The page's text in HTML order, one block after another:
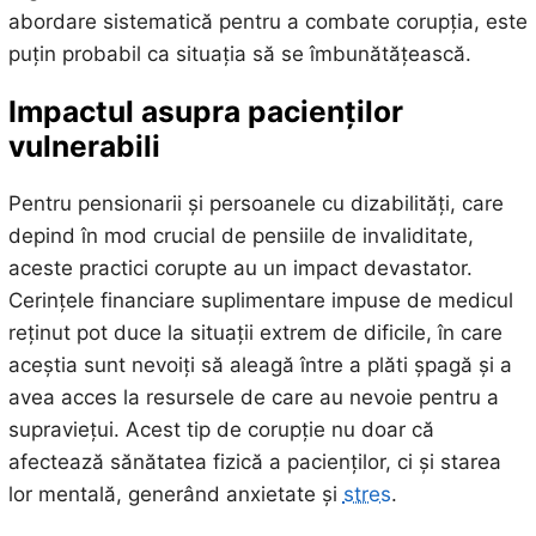
abordare sistematică pentru a combate corupția, este
puțin probabil ca situația să se îmbunătățească.
Impactul asupra pacienților
vulnerabili
Pentru pensionarii și persoanele cu dizabilități, care
depind în mod crucial de pensiile de invaliditate,
aceste practici corupte au un impact devastator.
Cerințele financiare suplimentare impuse de medicul
reținut pot duce la situații extrem de dificile, în care
aceștia sunt nevoiți să aleagă între a plăti șpagă și a
avea acces la resursele de care au nevoie pentru a
supraviețui. Acest tip de corupție nu doar că
afectează sănătatea fizică a pacienților, ci și starea
lor mentală, generând anxietate și stres.